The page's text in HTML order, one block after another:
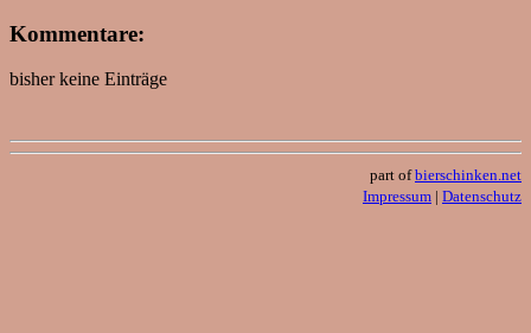
Kommentare:
bisher keine Einträge
part ofbierschinken.net
Impressum | Datenschutz